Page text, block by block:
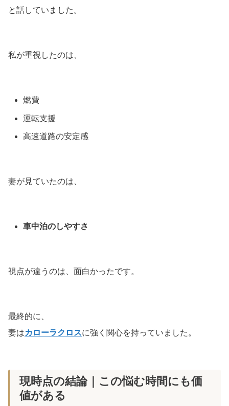
と話していました。
私が重視したのは、
燃費
運転支援
高速道路の安定感
妻が見ていたのは、
車中泊のしやすさ
視点が違うのは、面白かったです。
最終的に、
妻はカローラクロスに強く関心を持っていました。
現時点の結論｜この悩む時間にも価
値がある